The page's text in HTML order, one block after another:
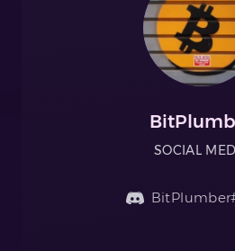
SOCIAL